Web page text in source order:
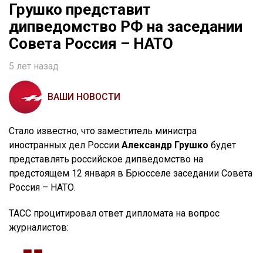
Грушко представит
дипведомство РФ на заседании
Совета Россия – НАТО
5 лет назад
ВАШИ НОВОСТИ
Стало известно, что заместитель министра
иностранных дел России Александр Грушко будет
представлять российское дипведомство на
предстоящем 12 января в Брюсселе заседании Совета
Россия – НАТО.
ТАСС процитировал ответ дипломата на вопрос
журналистов: